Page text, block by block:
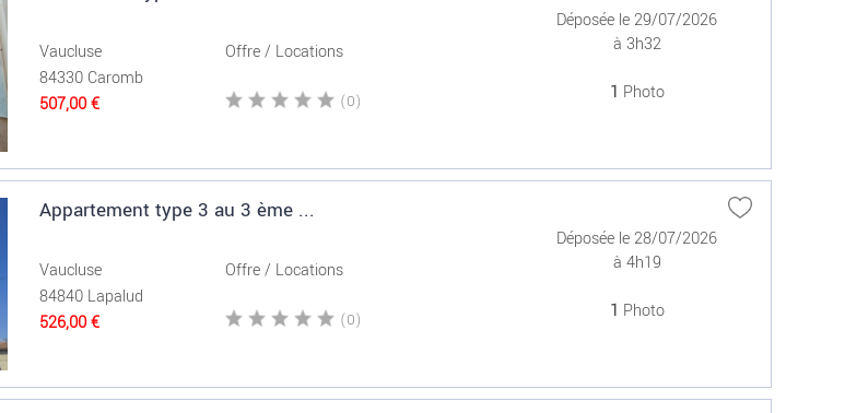
Vaucluse
84330 Caromb
507,00 €
Offre / Locations
(0)
Déposée le 29/07/2026
à 3h32
1 Photo
Appartement type 3 au 3 ème ...
Vaucluse
84840 Lapalud
526,00 €
Offre / Locations
(0)
Déposée le 28/07/2026
à 4h19
1 Photo